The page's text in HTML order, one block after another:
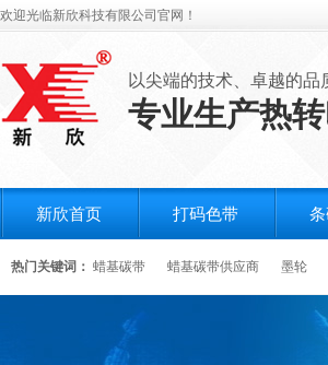
欢迎光临新欣科技有限公司官网！
以尖端的技术、卓越的
专业生产热
新欣首页 打码色带
热门关键词： 蜡基碳带 蜡基碳带供应商 墨轮